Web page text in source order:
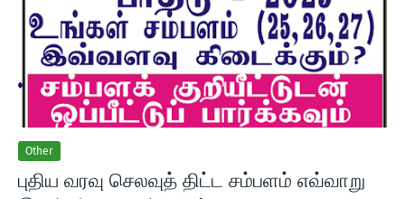
Other
புதிய வரவு செலவுத் திட்ட சம்பளம் எவ்வாறு